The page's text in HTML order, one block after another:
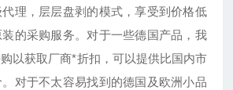
理，层层盘剥的模式，享受到价格低
的采购服务。对于一些德国产品，我
以获取厂商*折扣，可以提供比国内市
对于不太容易找到的德国及欧洲小品